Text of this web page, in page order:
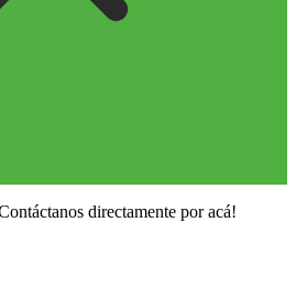
directamente por acá!